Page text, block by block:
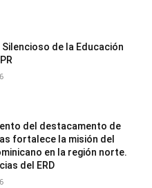
Silencioso de la Educación
del destacamento de
fortalece la misión del
en la región norte.
del ERD